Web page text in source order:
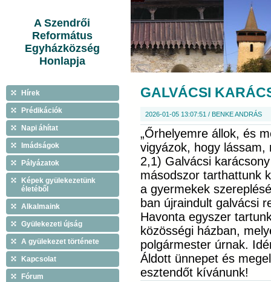
A Szendrői
Református
Egyházközség
Honlapja
Hírek
Prédikációk
Napi áhítat
Imádságok
Pályázatok
Képek gyülekezetünk
életéből
Alkalmaink
Gyülekezeti újság
A gyülekezet története
Kapcsolat
Fórum
GALVÁCSI
2026-01-05 13:07:51 / BENKE ANDRÁS
„Őrhelyemre állok, és
vigyázok, hogy lássam,
2,1) Galvácsi
másodszor tarthattunk
a gyermekek
ban újraindult galvácsi
Havonta egyszer
közösségi házban,
polgármester úrnak.
Áldott ünnepet és
esztendőt kívánunk!